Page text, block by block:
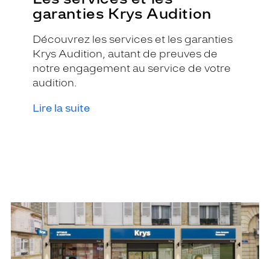
garanties Krys Audition
Découvrez les services et les garanties
Krys Audition, autant de preuves de
notre engagement au service de votre
audition.
Lire la suite